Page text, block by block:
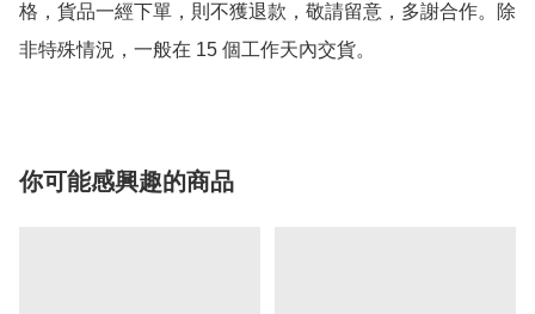
格，貨品一經下單，則不獲退款，敬請留意，多謝合作。除
非特殊情況，一般在 15 個工作天內交貨。
你可能感興趣的商品